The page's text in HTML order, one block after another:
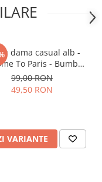
dama casual alb -
To Paris - Bumbac
Organic
99,00 RON
49,50 RON
VARIANTE